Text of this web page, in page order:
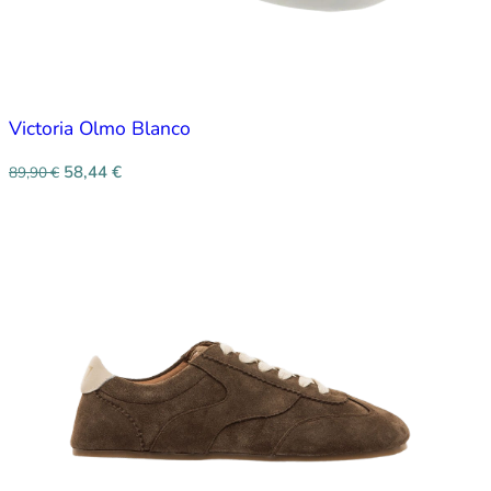
Victoria Olmo Blanco
89,90€ 58,44 €